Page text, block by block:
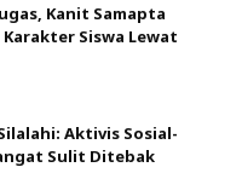
Kanit Samapta
Siswa Lewat
Aktivis Sosial-
Sulit Ditebak